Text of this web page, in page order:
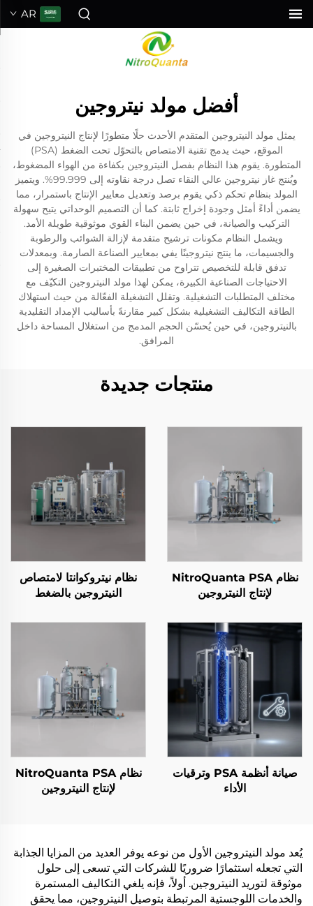
AR
أفضل مولد نيتروجين
يمثل مولد النيتروجين المتقدم الأحدث حلًا متطورًا لإنتاج النيتروجين في
الموقع، حيث يدمج تقنية الامتصاص بالتحوّل تحت الضغط (PSA)
المتطورة. يقوم هذا النظام بفصل النيتروجين بكفاءة من الهواء المضغوط،
ويُنتج غاز نيتروجين عالي النقاء تصل درجة نقاوته إلى 99.999%. ويتميز
المولد بنظام تحكم ذكي يقوم برصد وتعديل معايير الإنتاج باستمرار، مما
يضمن أداءً أمثل وجودة إخراج ثابتة. كما أن التصميم الوحداتي يتيح سهولة
التركيب والصيانة، في حين يضمن البناء القوي موثوقية طويلة الأمد.
ويشمل النظام مكونات ترشيح متقدمة لإزالة الشوائب والرطوبة
والجسيمات، ما ينتج نيتروجينًا يفي بمعايير الصناعة الصارمة. وبمعدلات
تدفق قابلة للتخصيص تتراوح من تطبيقات المختبرات الصغيرة إلى
الاحتياجات الصناعية الكبيرة، يمكن لهذا مولد النيتروجين التكيّف مع
مختلف المتطلبات التشغيلية. وتقلل التشغيلة الفعّالة من حيث استهلاك
الطاقة التكاليف التشغيلية بشكل كبير مقارنةً بأساليب الإمداد التقليدية
بالنيتروجين، في حين يُحسّن الحجم المدمج من استغلال المساحة داخل
المرافق.
منتجات جديدة
نظام NitroQuanta PSA
لإنتاج النيتروجين
نظام نيتروكوانتا لامتصاص
النيتروجين بالضغط
صيانة أنظمة PSA وترقيات
الأداء
نظام NitroQuanta PSA
لإنتاج النيتروجين
يُعد مولد النيتروجين الأول من نوعه يوفر العديد من المزايا الجذابة
التي تجعله استثمارًا ضروريًا للشركات التي تسعى إلى حلول
موثوقة لتوريد النيتروجين. أولاً، فإنه يلغي التكاليف المستمرة
والخدمات اللوجستية المرتبطة بتوصيل النيتروجين، مما يحقق